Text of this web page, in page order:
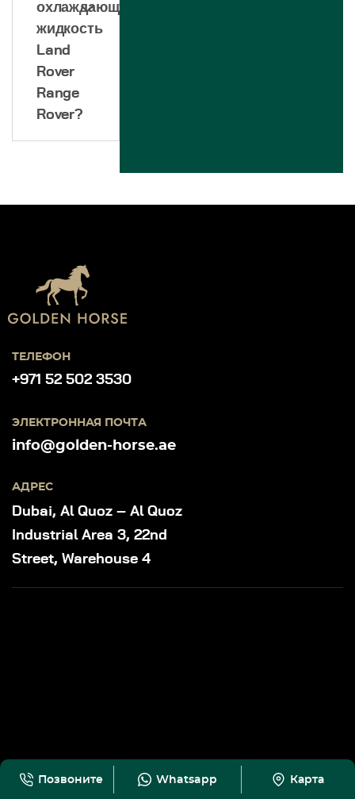
охлаждающую
жидкость
Land
Rover
Range
Rover?
ТЕЛЕФОН
+971 52 502 3530
ЭЛЕКТРОННАЯ ПОЧТА
info@golden-horse.ae
АДРЕС
Dubai, Al Quoz – Al Quoz
Industrial Area 3, 22nd
Street, Warehouse 4
Позвоните Whatsapp Карта